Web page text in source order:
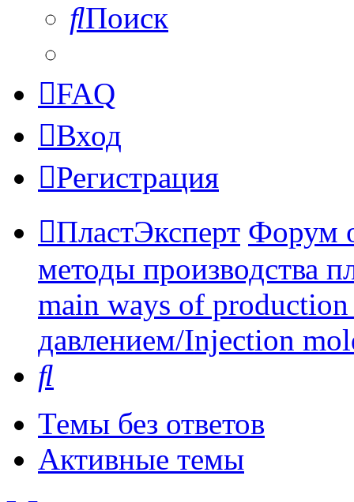
Поиск
FAQ
Вход
Регистрация
ПластЭксперт Форум
методы производства
main ways of
давлением/Injection
Темы без ответов
Активные темы